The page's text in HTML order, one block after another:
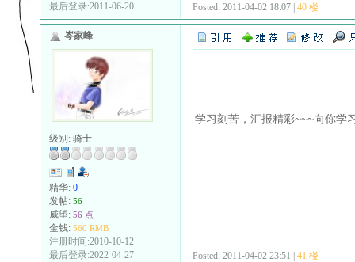
最后登录:2011-06-20
Posted: 2011-04-02 18:07 | 40 楼
岑家峰
级别: 骑士
精华: 0
发帖: 56
威望: 56 点
金钱: 560 RMB
注册时间:2010-10-12
最后登录:2022-04-27
学习刻苦，汇报精彩~~~向你学
Posted: 2011-04-02 23:51 | 41 楼